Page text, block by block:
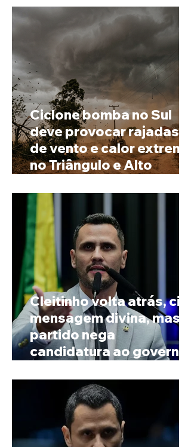
prenome
Ciclone bomba no Sul
deve provocar rajadas
de vento e calor extremo
no Triângulo e Alto
Cleitinho volta atrás, cita
mensagem divina, mas
partido nega
candidatura ao governo